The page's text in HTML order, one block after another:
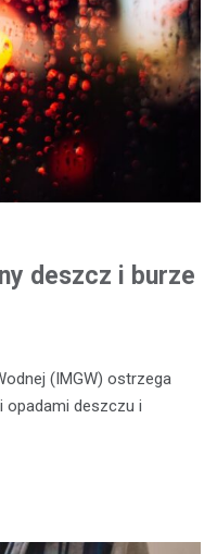
deszcz i burze
(IMGW) ostrzega
opadami deszczu i